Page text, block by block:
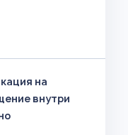
на
внутри